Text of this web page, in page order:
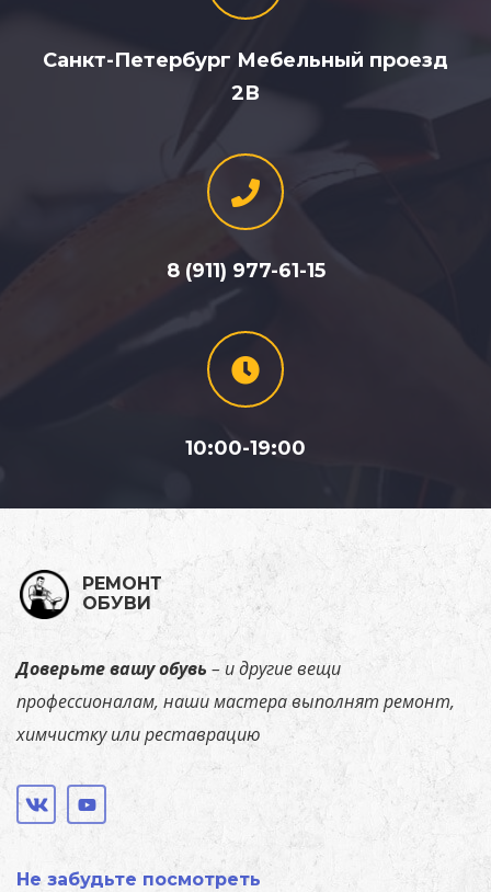
Санкт-Петербург Мебельный проезд
2В
8 (911) 977-61-15
10:00-19:00
РЕМОНТ
ОБУВИ
Доверьтевашуобувь – идругиевещи
профессионалам, нашимастеравыполнят ремонт,
химчистку или реставрацию
Не забудьте посмотреть